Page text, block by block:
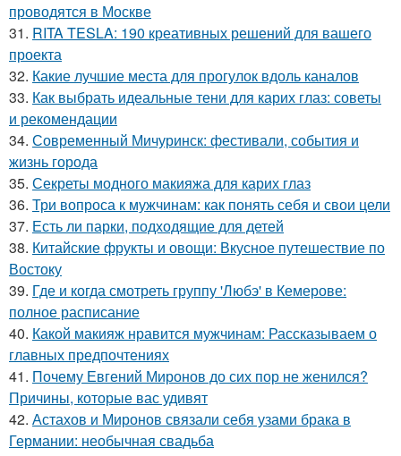
проводятся в Москве
31. RITA TESLA: 190 креативных решений для вашего
проекта
32. Какие лучшие места для прогулок вдоль каналов
33. Как выбрать идеальные тени для карих глаз: советы
и рекомендации
34. Современный Мичуринск: фестивали, события и
жизнь города
35. Секреты модного макияжа для карих глаз
36. Три вопроса к мужчинам: как понять себя и свои цели
37. Есть ли парки, подходящие для детей
38. Китайские фрукты и овощи: Вкусное путешествие по
Востоку
39. Где и когда смотреть группу 'Любэ' в Кемерове:
полное расписание
40. Какой макияж нравится мужчинам: Рассказываем о
главных предпочтениях
41. Почему Евгений Миронов до сих пор не женился?
Причины, которые вас удивят
42. Астахов и Миронов связали себя узами брака в
Германии: необычная свадьба